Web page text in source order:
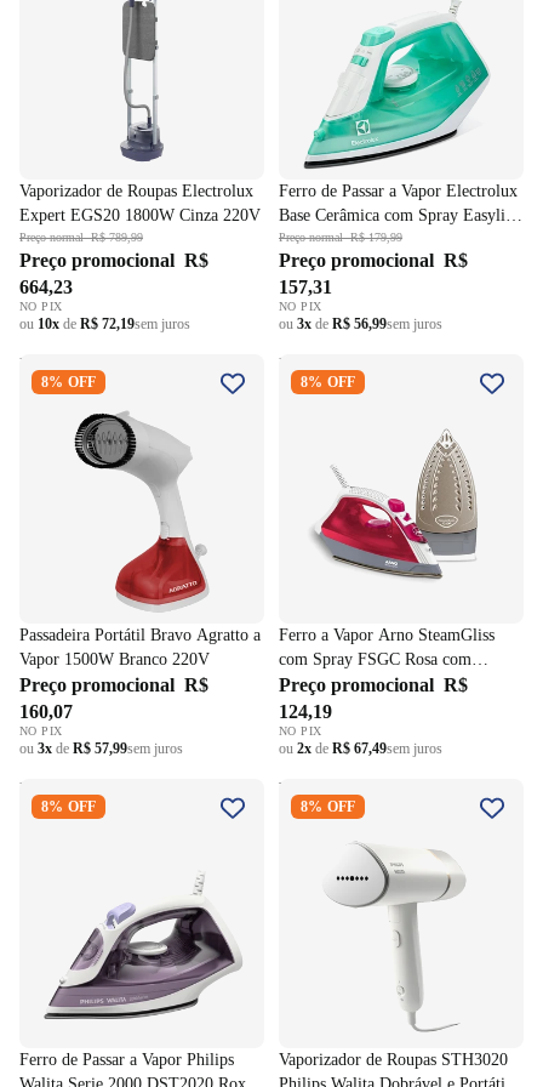
Vaporizador de Roupas Electrolux
Expert EGS20 1800W Cinza 220V
Preço normalR$ 789,99
Preço promocional R$
664,23
NO PIX
ou 10x de R$ 72,19sem juros
Ferro de Passar a Vapor Electrolux
Base Cerâmica com Spray Easyline
SIE70 220V
Preço normalR$ 179,99
Preço promocional R$
157,31
NO PIX
ou 3x de R$ 56,99sem juros
Passadeira Portátil Bravo
Agratto a Vapor 1500W Branco
8% OFF
Passadeira Portátil Bravo Agratto a
Vapor 1500W Branco 220V
Preço promocional R$
160,07
NO PIX
ou 3x de R$ 57,99sem juros
Ferro a Vapor Arno SteamGliss
com Spray FSGC Rosa com
8% OFF
Ferro a Vapor Arno SteamGliss
com Spray FSGC Rosa com
Branco 220V
Preço promocional R$
124,19
NO PIX
ou 2x de R$ 67,49sem juros
Ferro de Passar a Vapor Philips
Walita Serie 2000 DST2020
8% OFF
Ferro de Passar a Vapor Philips
Vaporizador de Roupas
STH3020 Philips Walita
8% OFF
Vaporizador de Roupas STH3020